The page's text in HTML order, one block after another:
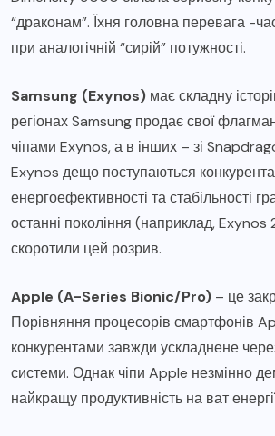
“драконам”. Їхня головна перевага -
при аналогічній “сирій” потужності.
Samsung (Exynos) має складну
регіонах Samsung продає свої
чіпами Exynos, а в інших – зі
Exynos дещо поступаються
енергоефективності та стабільності
останні покоління (наприклад,
скоротили цей розрив.
Apple (A-Series Bionic/Pro) – це
Порівняння процесорів смартфонів
конкурентами завжди ускладнене
системи. Однак чіпи Apple незмінно
найкращу продуктивність на ват